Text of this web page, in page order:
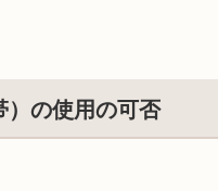
）の使用の可否